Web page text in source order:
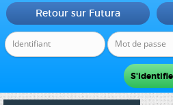
Retour sur Futura